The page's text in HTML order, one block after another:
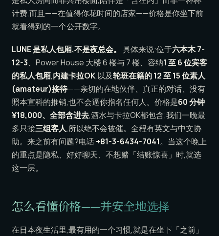
计费,而且——在值得你花时间的店家——价格是你坐下前
就看得到的一个公开数字。
LUNE 是私人包厢,不是夜总会。 具体来说:位于六本木 7-
12-3、Power House 大楼 6 楼与 7 楼、容纳1 至 6 位宾客
的私人包厢,内建卡拉OK,以及轮班在籍的 12 至 15 位素人
(amateur)接待——亲切的在地伙伴、真正的对话、没有
照本宣科的推销,也不会逼你指名任何人。价格是60 分钟
¥18,000、全部含进去,酒水与卡拉OK都包含;我们一晚最
多只接三组客人,所以绝不会被催。全程有英文与中文协
助。来之前有问题?电话+81-3-6434-7041。当这个晚上
的重点是隐私、好好聊天、不想赌「结账惊喜」时,就选
这一层。
怎么看懂价格——并安全地选择
在日本夜生活里,最有用的一个习惯,就是在坐下「之前」